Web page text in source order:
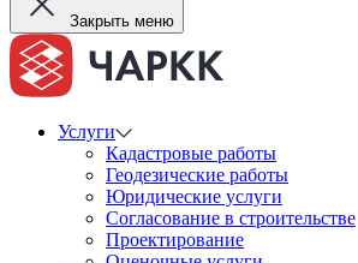
Закрыть меню
Услуги
Кадастровые работы
Геодезические работы
Юридические услуги
Согласование в строительстве
Проектирование